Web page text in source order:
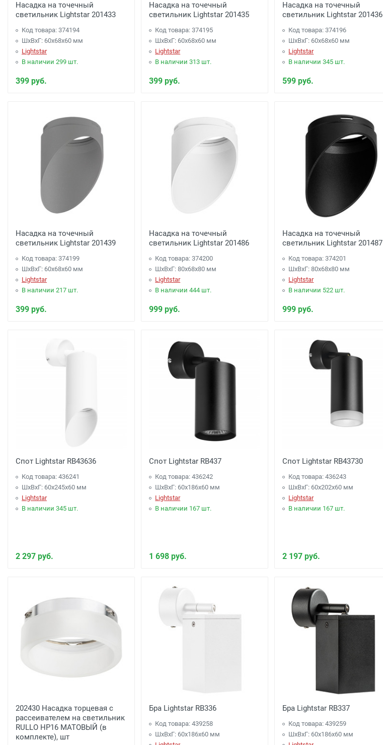
Насадка на точечный
светильник Lightstar 201433
Код товара: 374194
ШхВхГ: 60x68x60 мм
Lightstar
В наличии 299 шт.
399 руб.
Насадка на точечный
светильник Lightstar 201435
Код товара: 374195
ШхВхГ: 60x68x60 мм
Lightstar
В наличии 313 шт.
399 руб.
Насадка на точечный
светильник Lightstar 201436
Код товара: 374196
ШхВхГ: 60x68x60 мм
Lightstar
В наличии 345 шт.
599 руб.
Насадка на точечный
светильник Lightstar 201439
Код товара: 374199
ШхВхГ: 60x68x60 мм
Lightstar
В наличии 217 шт.
399 руб.
Насадка на точечный
светильник Lightstar 201486
Код товара: 374200
ШхВхГ: 80x68x80 мм
Lightstar
В наличии 444 шт.
999 руб.
Насадка на точечный
светильник Lightstar 201487
Код товара: 374201
ШхВхГ: 80x68x80 мм
Lightstar
В наличии 522 шт.
999 руб.
Спот Lightstar RB43636
Код товара: 436241
ШхВхГ: 60x245x60 мм
Lightstar
В наличии 345 шт.
2 297 руб.
Спот Lightstar RB437
Код товара: 436242
ШхВхГ: 60x186x60 мм
Lightstar
В наличии 167 шт.
1 698 руб.
Спот Lightstar RB43730
Код товара: 436243
ШхВхГ: 60x202x60 мм
Lightstar
В наличии 167 шт.
2 197 руб.
202430 Насадка торцевая с
рассеивателем на светильник
RULLO HP16 МАТОВЫЙ (в
комплекте), шт
Бра Lightstar RB336
Код товара: 439258
ШхВхГ: 60x186x60 мм
Бра Lightstar RB337
Код товара: 439259
ШхВхГ: 60x186x60 мм